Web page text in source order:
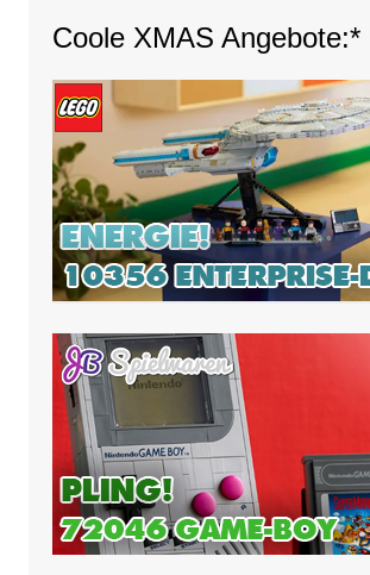
Coole XMAS Angebote:*